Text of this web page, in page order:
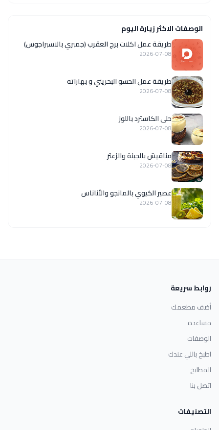
الوصفات الاكثر زيارة اليوم
طريقة عمل اكلات برج العقرب (جمبري بالاسبراجوس)
2026-07-08
طريقة عمل الحسو البحريني و بهاراته
2026-07-08
حلى الكاسترد باللوز
2026-07-08
مناقيش بالجبنة والزعتر
2026-07-08
عصير الكيوي بالمانجو والأناناس
2026-07-08
روابط سريعة
أضف مطعمك
مساعدة
الوصفات
اطبخ باللي عندك
المطابخ
اتصل بنا
التصنيفات